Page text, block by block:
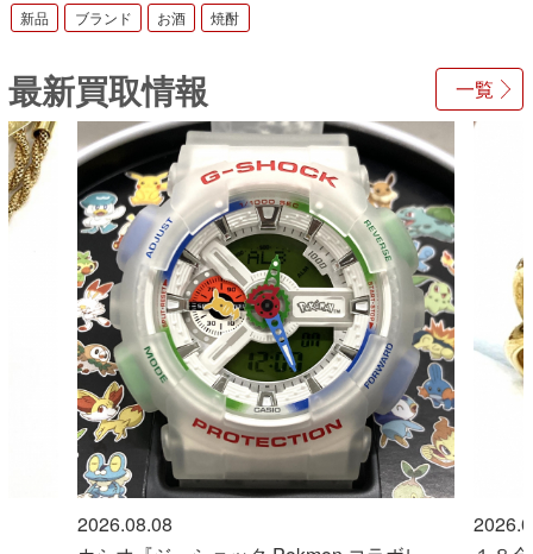
新品 ブランド お酒 焼酎
一覧
最新買取情報
2026.08.08